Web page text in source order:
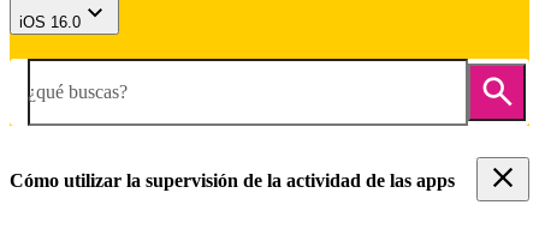
iOS 16.0
¿qué buscas?
Cómo utilizar la supervisión de la actividad de las apps